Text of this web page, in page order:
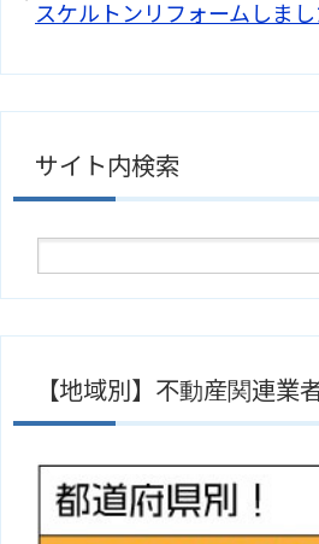
スケルトンリフォームしまし
サイト内検索
【地域別】不動産関連業